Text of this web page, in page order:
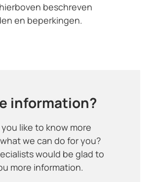
beschreven
en beperkingen.
information?
like to know more
we can do for you?
would be glad to
more information.